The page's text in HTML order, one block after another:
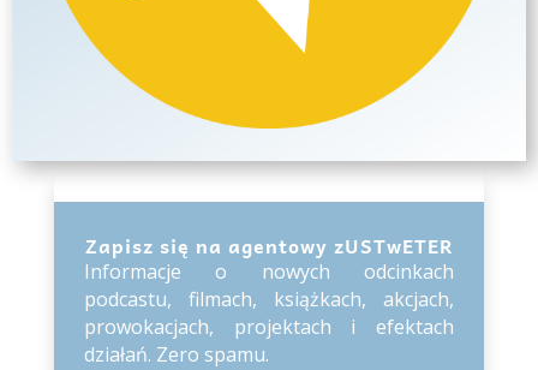
Zapisz się na agentowy zUSTwETER
Informacje o nowych odcinkach
podcastu, filmach, książkach, akcjach,
prowokacjach, projektach i efektach
działań. Zero spamu.